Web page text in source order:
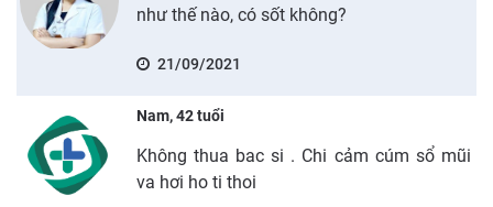
như thế nào, có sốt không?
21/09/2021
Nam, 42 tuổi
Không thua bac si . Chi cảm cúm sổ mũi
va hơi ho ti thoi